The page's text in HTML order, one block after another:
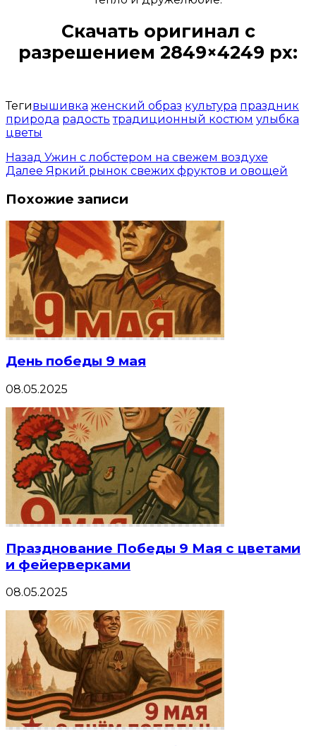
Скачать оригинал с
разрешением 2849×4249 px:
Тегивышивка женский образ культура праздник
природа радость традиционный костюм улыбка
цветы
Назад Ужин с лобстером на свежем воздухе
Далее Яркий рынок свежих фруктов и овощей
Похожие записи
День победы 9 мая
08.05.2025
Празднование Победы 9 Мая с цветами
и фейерверками
08.05.2025